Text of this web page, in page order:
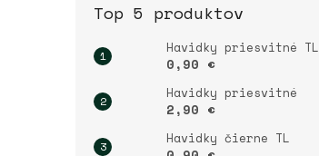
Top 5 produktov
Havidky priesvitné TL
0,90 €
Havidky priesvitné
2,90 €
Havidky čierne TL